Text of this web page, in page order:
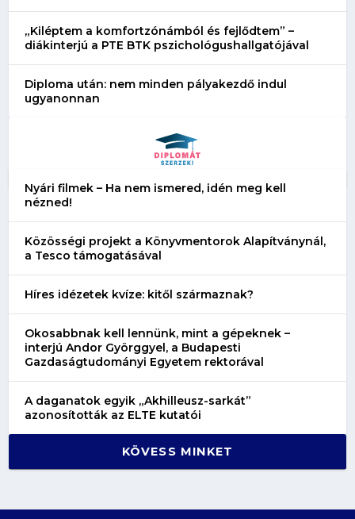
„Kiléptem a komfortzónámból és fejlődtem” –
diákinterjú a PTE BTK pszichológushallgatójával
Diploma után: nem minden pályakezdő indul
ugyanonnan
Nyári filmek – Ha nem ismered, idén meg kell
nézned!
Közösségi projekt a Könyvmentorok Alapítványnál,
a Tesco támogatásával
Híres idézetek kvíze: kitől származnak?
Okosabbnak kell lennünk, mint a gépeknek –
interjú Andor Györggyel, a Budapesti
Gazdaságtudományi Egyetem rektorával
A daganatok egyik „Akhilleusz-sarkát”
azonosították az ELTE kutatói
KÖVESS MINKET